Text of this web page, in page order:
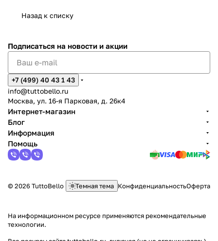
Назад к списку
Подписаться на новости и акции
+7 (499) 40 43 1 43
info@tuttobello.ru
Москва, ул. 16-я Парковая, д. 26к4
Интернет-магазин
Блог
Информация
Помощь
© 2026 TuttoBello Темная тема КонфиденциальностьОферта
На информационном ресурсе применяются рекомендательные
технологии.